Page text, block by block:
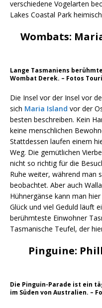
verschiedene Vogelarten
Lakes Coastal Park
Wombats:
Lange Tasmaniens
Wombat Derek. – Fotos
Die Insel vor der Insel vor
sich Maria Island vor der
besten beschreiben. Kein
keine menschlichen
Stattdessen laufen einem
Weg. Die gemütlichen
nicht so richtig für die
Ruhe weiter, während man
beobachtet. Aber auch
Hühnergänse kann man
Glück und viel Geduld läuft
berühmteste Einwohner
Tasmanische Teufel, der
Pinguine:
Die Pinguin-Parade ist ein
im Süden von Australien. –